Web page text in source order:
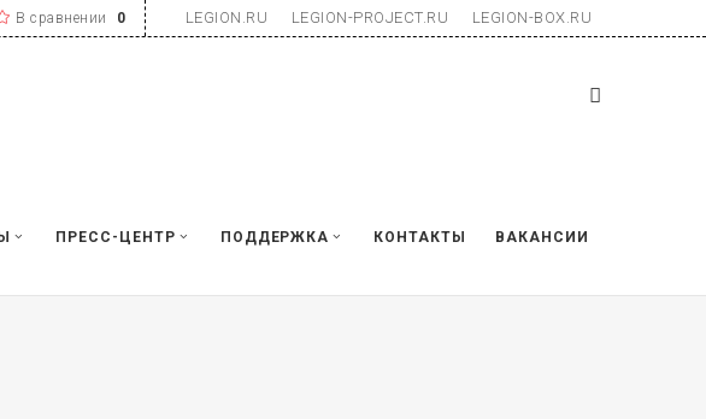
LEGION.RU LEGION-PROJECT.RU LEGION-BOX.RU
В сравнении 0
ПРЕСС-ЦЕНТР ПОДДЕРЖКА КОНТАКТЫ ВАКАНСИИ